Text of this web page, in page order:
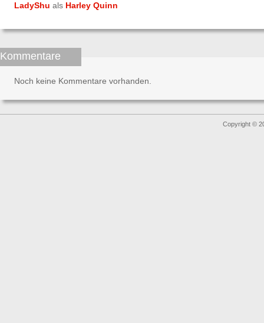
LadyShu als Harley Quinn
Kommentare
Noch keine Kommentare vorhanden.
Copyright ©